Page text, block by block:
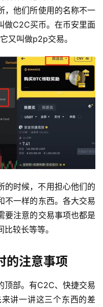
，他们所使用的名称不一
做C2C买币。在币安里面
又叫做p2p交易。
的时候，不用担心他们的
不一样的东西。各大交易
要注意的交易事项也都是
较长等等。
的注意事项
顶部。有C2C、快捷交易
讲一讲这三个东西的差